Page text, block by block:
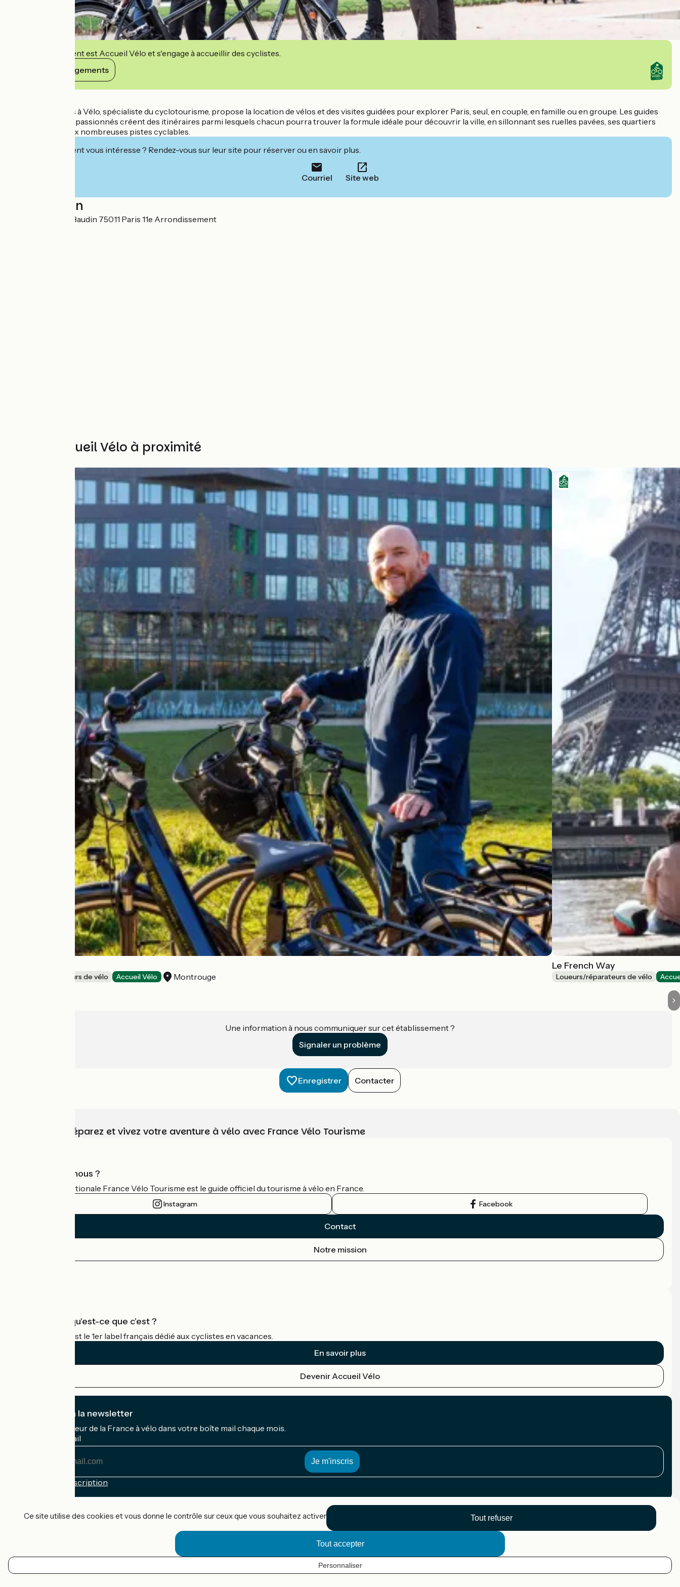
FR
Cet établissement est Accueil Vélo et s'engage à accueillir des cyclistes.
Voir ses engagements
Depuis 1993, Paris à Vélo, spécialiste du cyclotourisme, propose la location de vélos et des visites guidées pour explorer Paris, seul, en couple, en famille ou en groupe. Les guides
professionnels et passionnés créent des itinéraires parmi lesquels chacun pourra trouver la formule idéale pour découvrir la ville, en sillonnant ses ruelles pavées, ses quartiers
insolites, grâce aux nombreuses pistes cyclables.
Cet établissement vous intéresse ? Rendez-vous sur leur site pour réserver ou en savoir plus.
Courriel Site web
Localisation
22 rue Alphonse Baudin 75011 Paris 11e Arrondissement
Autres Accueil Vélo à proximité
Loueurs/réparateurs de vélo Accueil Vélo Montrouge
Le French Way
Loueurs/réparateurs de vélo
Une information à nous communiquer sur cet établissement ?
Signaler un problème
Enregistrer Contacter
Choisissez, préparez et vivez votre aventure à vélo avec France Vélo Tourisme
Qui sommes-nous ?
L'association nationale France Vélo Tourisme est le guide officiel du tourisme à vélo en France.
Instagram Facebook
Contact
Notre mission
Accueil Vélo qu'est-ce que c'est ?
Accueil Vélo c'est le 1er label français dédié aux cyclistes en vacances.
En savoir plus
Devenir Accueil Vélo
Je m'abonne à la newsletter
Recevez le meilleur de la France à vélo dans votre boîte mail chaque mois.
Mon adresse mail
Conditions d'inscription
Contact
Mentions légales
Ce site utilise des cookies et vous donne le contrôle sur ceux que vous souhaitez activer
Tout accepter
Tout refuser
Personnaliser